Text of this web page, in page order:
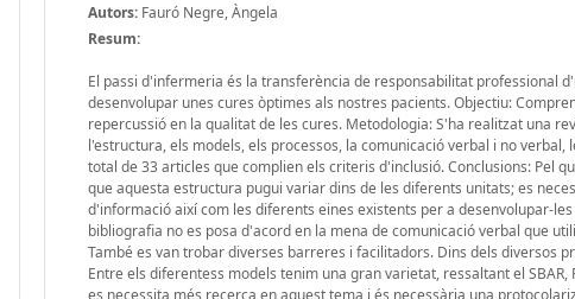
Autors: Fauró Negre, Àngela
Resum:
El passi d'infermeria és la transferència de responsabilitat professional
desenvolupar unes cures òptimes als nostres pacients. Objectiu:
repercussió en la qualitat de les cures. Metodologia: S'ha realitzat una
l'estructura, els models, els processos, la comunicació verbal i no
total de 33 articles que complien els criteris d'inclusió. Conclusions: Pel
que aquesta estructura pugui variar dins de les diferents unitats; es
d'informació així com les diferents eines existents per a desenvolupar-
bibliografia no es posa d'acord en la mena de comunicació verbal que
També es van trobar diverses barreres i facilitadors. Dins dels diversos
Entre els diferentess models tenim una gran varietat, ressaltant el
es necessita més recerca en aquest tema i és necessària una